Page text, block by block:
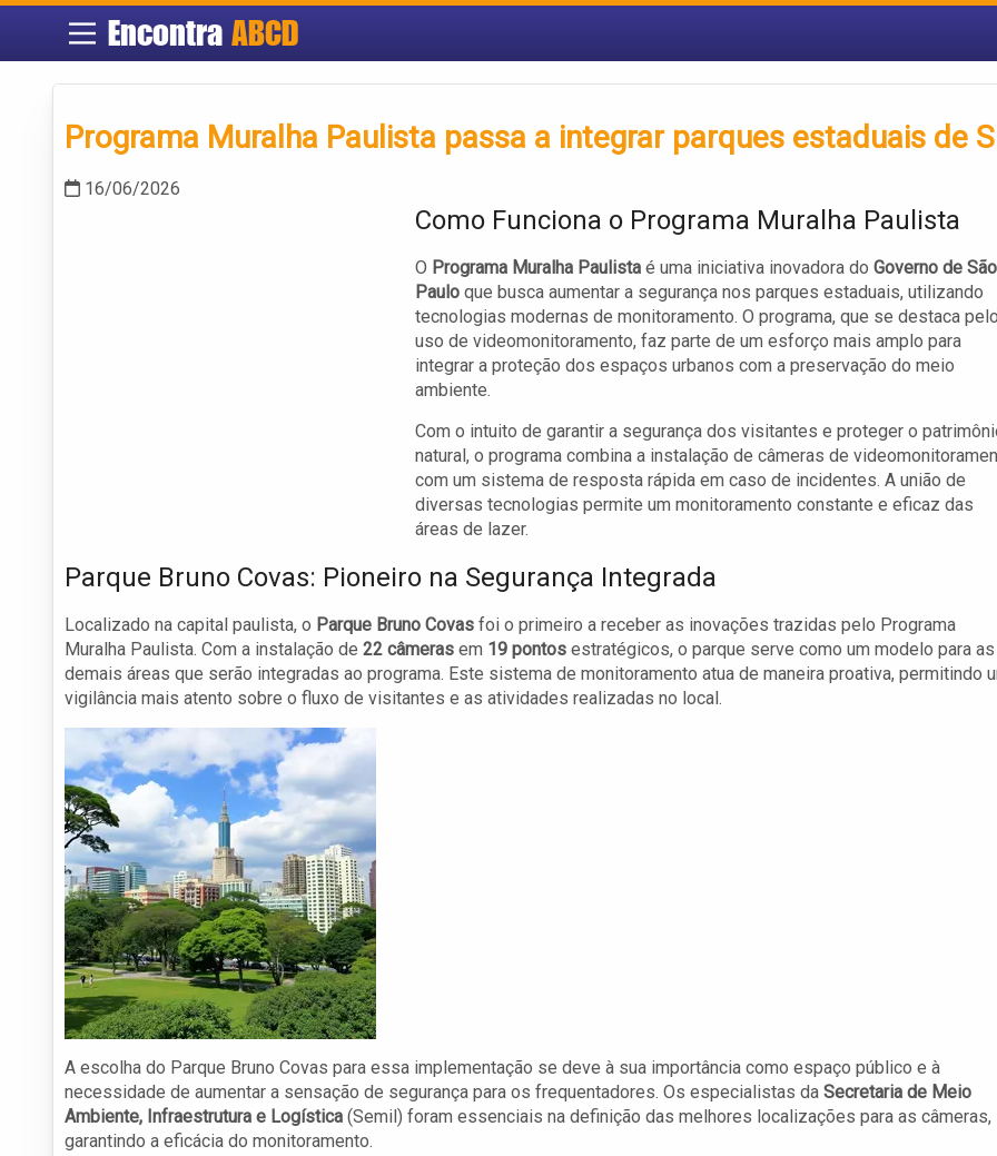
Encontra ABCD
Programa Muralha Paulista passa a integrar parques estaduais de
16/06/2026
Como Funciona o Programa Muralha Paulista
O Programa Muralha Paulista é uma iniciativa inovadora do Governo de São
Paulo que busca aumentar a segurança nos parques estaduais, utilizando
tecnologias modernas de monitoramento. O programa, que se destaca
uso de videomonitoramento, faz parte de um esforço mais amplo para
integrar a proteção dos espaços urbanos com a preservação do meio
ambiente.
Com o intuito de garantir a segurança dos visitantes e proteger o
natural, o programa combina a instalação de câmeras de
com um sistema de resposta rápida em caso de incidentes. A união de
diversas tecnologias permite um monitoramento constante e eficaz das
áreas de lazer.
Parque Bruno Covas: Pioneiro na Segurança Integrada
Localizado na capital paulista, o Parque Bruno Covas foi o primeiro a receber as inovações trazidas pelo Programa
Muralha Paulista. Com a instalação de 22 câmeras em 19 pontos estratégicos, o parque serve como um modelo para as
demais áreas que serão integradas ao programa. Este sistema de monitoramento atua de maneira proativa, permitindo
vigilância mais atento sobre o fluxo de visitantes e as atividades realizadas no local.
A escolha do Parque Bruno Covas para essa implementação se deve à sua importância como espaço público e à
necessidade de aumentar a sensação de segurança para os frequentadores. Os especialistas da Secretaria de Meio
Ambiente, Infraestrutura e Logística (Semil) foram essenciais na definição das melhores localizações para as câmeras,
garantindo a eficácia do monitoramento.